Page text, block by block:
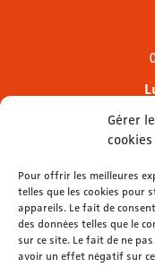
Gérer
cookies
Pour offrir les meilleures
telles que les cookies pour
appareils. Le fait de
des données telles que le
sur ce site. Le fait de ne
avoir un effet négatif sur
Mardi &